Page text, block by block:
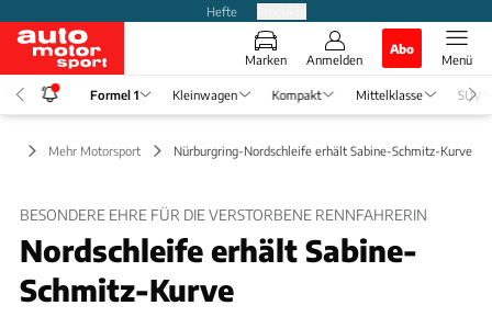
Hefte
Marken Anmelden
Abo
Menü
Formel 1 Kleinwagen Kompakt Mittelklasse SUV
Mehr Motorsport Nürburgring-Nordschleife erhält Sabine-Schmitz-Kurve
BESONDERE EHRE FÜR DIE VERSTORBENE RENNFAHRERIN
Nordschleife erhält Sabine-
Schmitz-Kurve